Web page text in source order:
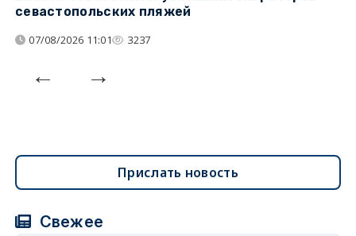
севастопольских пляжей
07/08/2026 11:01 3237
Прислать новость
Свежее